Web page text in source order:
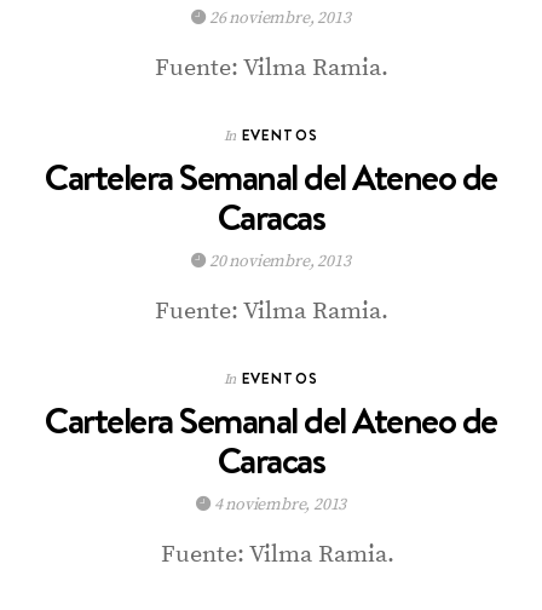
26 noviembre, 2013
Fuente: Vilma Ramia.
In EVENTOS
Cartelera Semanal del Ateneo de
Caracas
20 noviembre, 2013
Fuente: Vilma Ramia.
In EVENTOS
Cartelera Semanal del Ateneo de
Caracas
4 noviembre, 2013
Fuente: Vilma Ramia.